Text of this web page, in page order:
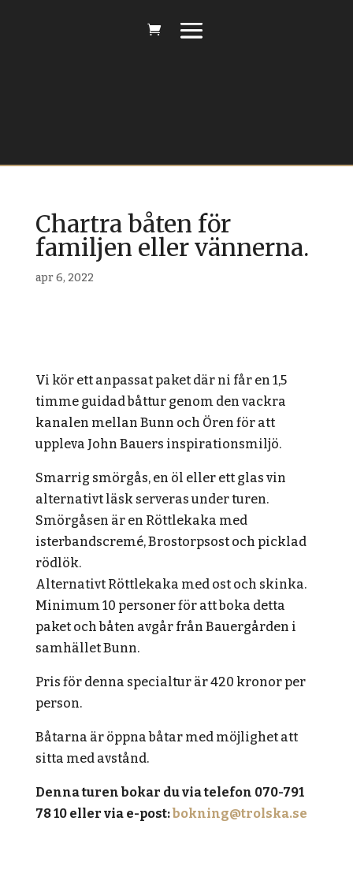
Chartra båten för
familjen eller vännerna.
apr 6, 2022
Vi kör ett anpassat paket där ni får en 1,5
timme guidad båttur genom den vackra
kanalen mellan Bunn och Ören för att
uppleva John Bauers inspirationsmiljö.
Smarrig smörgås, en öl eller ett glas vin
alternativt läsk serveras under turen.
Smörgåsen är en Röttlekaka med
isterbandscremé, Brostorpsost och picklad
rödlök.
Alternativt Röttlekaka med ost och skinka.
Minimum 10 personer för att boka detta
paket och båten avgår från Bauergården i
samhället Bunn.
Pris för denna specialtur är 420 kronor per
person.
Båtarna är öppna båtar med möjlighet att
sitta med avstånd.
Denna turen bokar du via telefon 070-791
78 10 eller via e-post:bokning@trolska.se